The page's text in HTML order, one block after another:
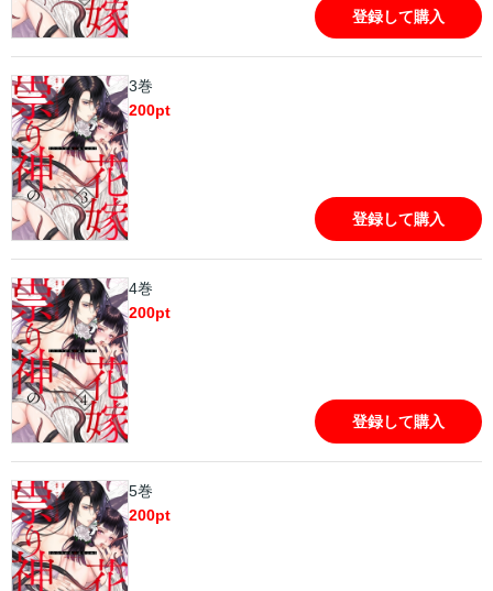
登録して購入
3巻
200pt
登録して購入
4巻
200pt
登録して購入
5巻
200pt